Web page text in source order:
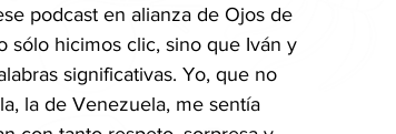
podcast en alianza de Ojos de
sólo hicimos clic, sino que Iván y
significativas. Yo, que no
la de Venezuela, me sentía